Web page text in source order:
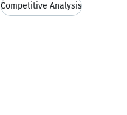
Competitive Analysis